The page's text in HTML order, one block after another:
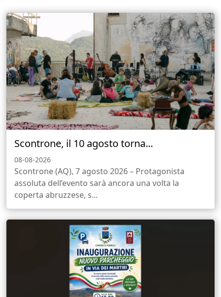
Scontrone, il 10 agosto torna...
08-08-2026
Scontrone (AQ), 7 agosto 2026 – Protagonista
assoluta dell’evento sarà ancora una volta la
coperta abruzzese, s...